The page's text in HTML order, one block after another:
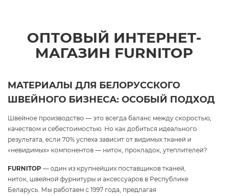
ОПТОВЫЙ ИНТЕРНЕТ-
МАГАЗИН FURNITOP
МАТЕРИАЛЫ ДЛЯ БЕЛОРУССКОГО
ШВЕЙНОГО БИЗНЕСА: ОСОБЫЙ ПОДХОД
Швейное производство — это всегда баланс между скоростью,
качеством и себестоимостью. Но как добиться идеального
результата, если 70% успеха зависит от видимых тканей и
«невидимых» компонентов — ниток, прокладок, утеплителей?
FURNITOP — один из крупнейших поставщиков тканей,
ниток, швейной фурнитуры и аксессуаров в Республике
Беларусь. Мы работаем с 1997 года, предлагая